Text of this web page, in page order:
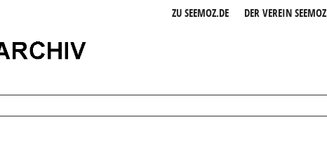
ZU SEEMOZ.DE DER VEREIN